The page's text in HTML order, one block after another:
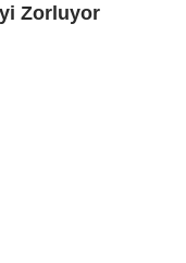
Zorluyor